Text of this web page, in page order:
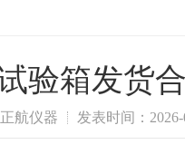
验箱发货
航仪器 发表时间：2026-